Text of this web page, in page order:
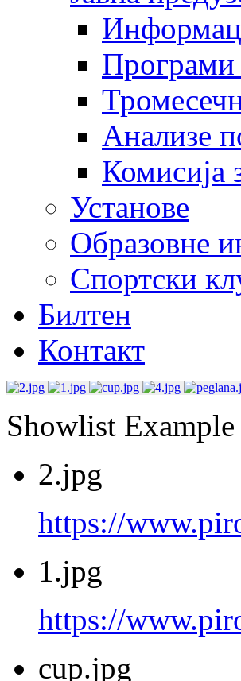
Програми
Анализе
Комисија
Установе
Образовне
Спортски
Билтен
Контакт
Showlist
2.jpg
https://
1.jpg
https://
cup.jpg